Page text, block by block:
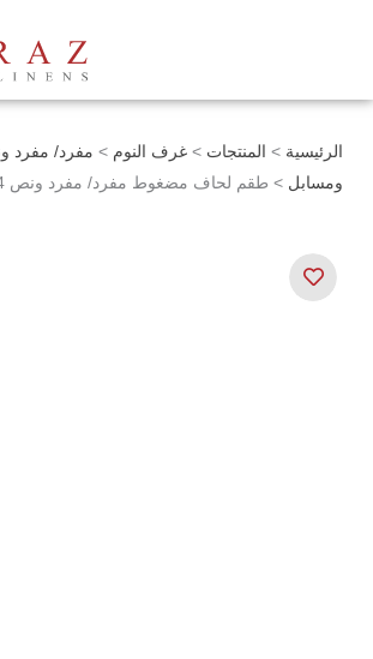
الرئيسية > المنتجات > غرف النوم > مفرد/ مفرد
ومسابل > طقم لحاف مضغوط مفرد/ مفرد ونص 4 قطع، بناتي